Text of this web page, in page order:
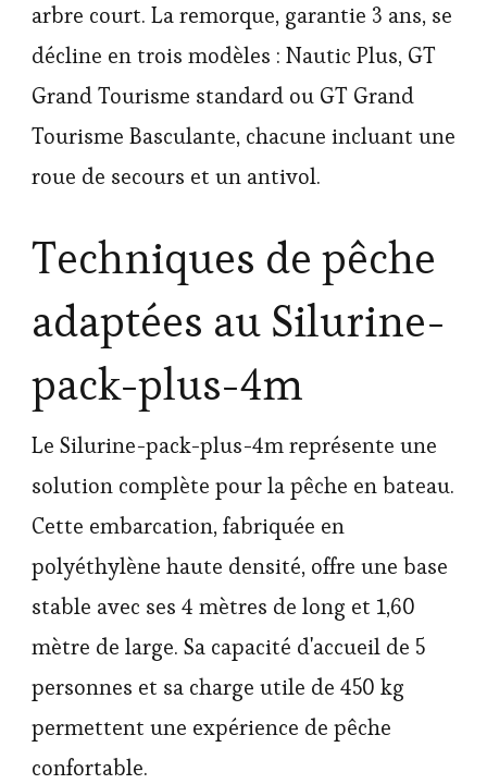
arbre court. La remorque, garantie 3 ans, se
décline en trois modèles : Nautic Plus, GT
Grand Tourisme standard ou GT Grand
Tourisme Basculante, chacune incluant une
roue de secours et un antivol.
Techniques de pêche
adaptées au Silurine-
pack-plus-4m
Le Silurine-pack-plus-4m représente une
solution complète pour la pêche en bateau.
Cette embarcation, fabriquée en
polyéthylène haute densité, offre une base
stable avec ses 4 mètres de long et 1,60
mètre de large. Sa capacité d'accueil de 5
personnes et sa charge utile de 450 kg
permettent une expérience de pêche
confortable.